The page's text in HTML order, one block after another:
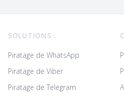
SOLUTIONS :
Piratage de WhatsApp
Piratage de Viber
Piratage de Telegram